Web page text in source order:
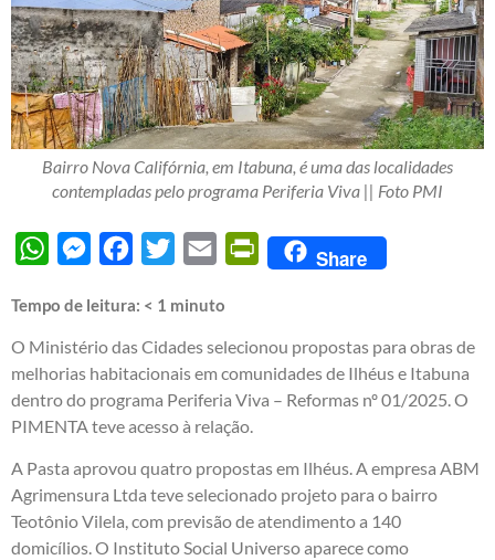
Bairro Nova Califórnia, em Itabuna, é uma das localidades
contempladas pelo programa Periferia Viva || Foto PMI
WhatsAppMessengerFacebook
Twitter Email PrintFriendly
Share
Tempo de leitura: < 1 minuto
O Ministério das Cidades selecionou propostas para obras de
melhorias habitacionais em comunidades de Ilhéus e Itabuna
dentro do programa Periferia Viva – Reformas nº 01/2025. O
PIMENTA teve acesso à relação.
A Pasta aprovou quatro propostas em Ilhéus. A empresa ABM
Agrimensura Ltda teve selecionado projeto para o bairro
Teotônio Vilela, com previsão de atendimento a 140
domicílios. O Instituto Social Universo aparece como